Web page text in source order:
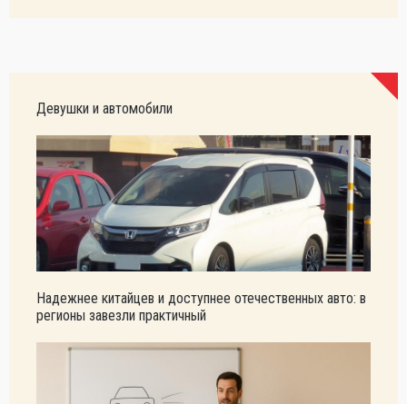
Девушки и автомобили
Надежнее китайцев и доступнее отечественных авто: в
регионы завезли практичный